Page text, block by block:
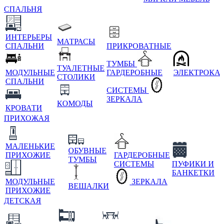
СПАЛЬНЯ
ИНТЕРЬЕРЫ
СПАЛЬНИ
МОДУЛЬНЫЕ
СПАЛЬНИ
КРОВАТИ
МАТРАСЫ
ТУАЛЕТНЫЕ
СТОЛИКИ
КОМОДЫ
ПРИКРОВАТНЫЕ
ТУМБЫ
ГАРДЕРОБНЫЕ
СИСТЕМЫ
ЗЕРКАЛА
ПРИХОЖАЯ
МАЛЕНЬКИЕ
ПРИХОЖИЕ
МОДУЛЬНЫЕ
ПРИХОЖИЕ
ОБУВНЫЕ
ТУМБЫ
ВЕШАЛКИ
ГАРДЕРОБНЫЕ
СИСТЕМЫ
ЗЕРКАЛА
ПУФИКИ И
БАНКЕТКИ
ДЕТСКАЯ